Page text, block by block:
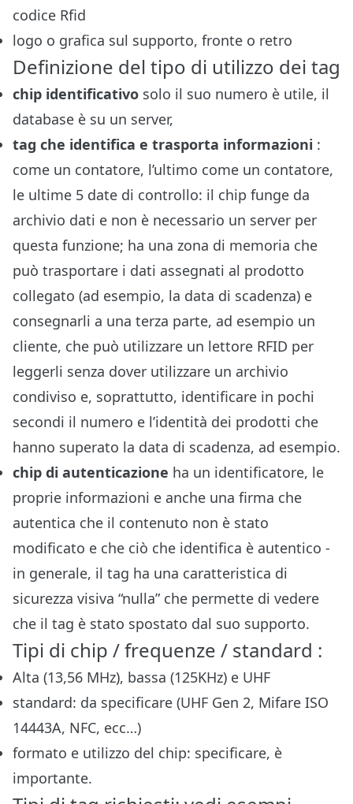
codice Rfid
logo o grafica sul supporto, fronte o retro
Definizione del tipo di utilizzo dei tag
chip identificativo solo il suo numero è utile, il
database è su un server,
tag che identifica e trasporta informazioni :
come un contatore, l’ultimo come un contatore,
le ultime 5 date di controllo: il chip funge da
archivio dati e non è necessario un server per
questa funzione; ha una zona di memoria che
può trasportare i dati assegnati al prodotto
collegato (ad esempio, la data di scadenza) e
consegnarli a una terza parte, ad esempio un
cliente, che può utilizzare un lettore RFID per
leggerli senza dover utilizzare un archivio
condiviso e, soprattutto, identificare in pochi
secondi il numero e l’identità dei prodotti che
hanno superato la data di scadenza, ad esempio.
chip di autenticazione ha un identificatore, le
proprie informazioni e anche una firma che
autentica che il contenuto non è stato
modificato e che ciò che identifica è autentico -
in generale, il tag ha una caratteristica di
sicurezza visiva “nulla” che permette di vedere
che il tag è stato spostato dal suo supporto.
Tipi di chip / frequenze / standard :
Alta (13,56 MHz), bassa (125KHz) e UHF
standard: da specificare (UHF Gen 2, Mifare ISO
14443A, NFC, ecc…)
formato e utilizzo del chip: specificare, è
importante.